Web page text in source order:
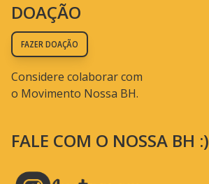
DOAÇÃO
FAZER DOAÇÃO
Considere colaborar com
o Movimento Nossa BH.
FALE COM O NOSSA BH :)